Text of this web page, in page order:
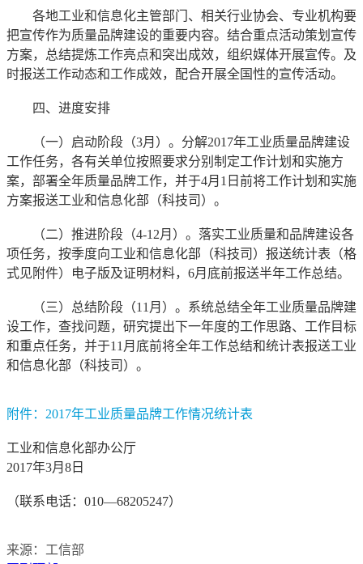
各地工业和信息化主管部门、相关行业协会、专业机构要
把宣传作为质量品牌建设的重要内容。结合重点活动策划宣传
方案，总结提炼工作亮点和突出成效，组织媒体开展宣传。及
时报送工作动态和工作成效，配合开展全国性的宣传活动。
四、进度安排
（一）启动阶段（3月）。分解2017年工业质量品牌建设
工作任务，各有关单位按照要求分别制定工作计划和实施方
案，部署全年质量品牌工作，并于4月 1 日前将工作计划和实施
方案报送工业和信息化部（科技司）。
（二）推进阶段（4-12月）。落实工业质量和品牌建设各
项任务，按季度向工业和信息化部（科技司）报送统计表（格
式见附件）电子版及证明材料， 6月底前报送半年工作总结。
（三）总结阶段（11月）。系统总结全年工业质量品牌建
设工作，查找问题，研究提出下一年度的工作思路、工作目标
和重点任务，并于11月底前将全年工作总结和统计表报送工业
和信息化部（科技司）。
附件： 2017年工业质量品牌工作情况统计表
工业和信息化部办公厅
2017年3月 8 日
（联系电话： 010—68205247）
来源：工信部